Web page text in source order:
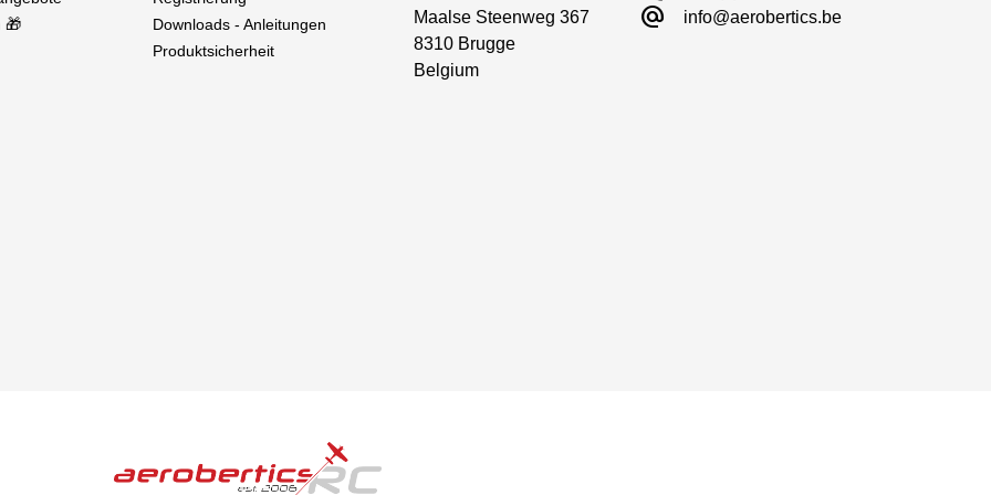
Aufklebersatz sind separat erhältlich. Wählen Sie die werksseitige Installation oder die DIY-Kit-
🎁
Downloads - Anleitungen
Produktsicherheit
Maalse Steenweg 367
8310 Brugge
Belgium
alternate_email info@aerobertics.be